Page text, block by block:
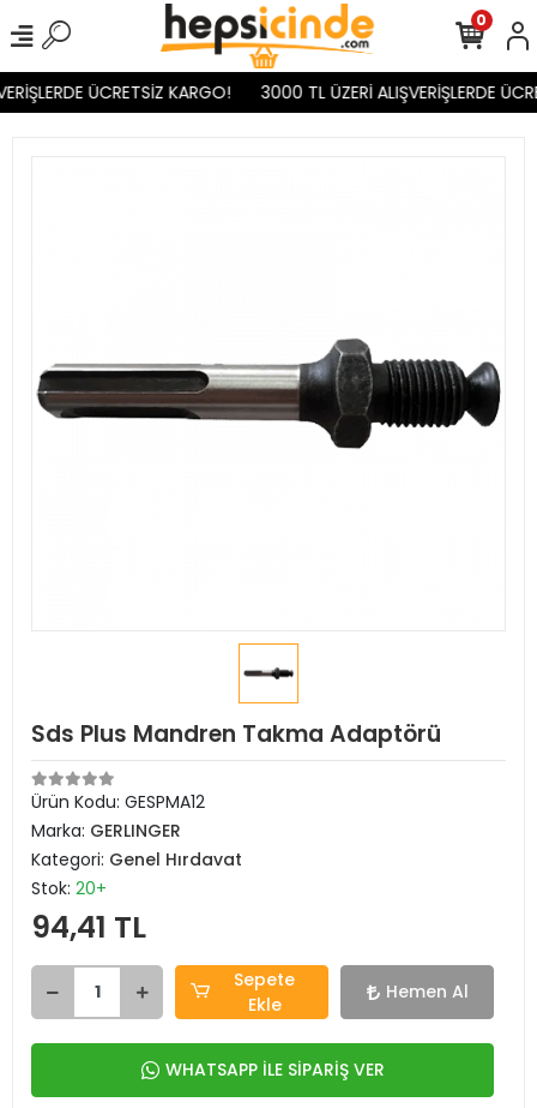
ÜCRETSİZ KARGO! 3000 TL ÜZERİ ALIŞVERİŞLERDE
0
Sds Plus Mandren Takma Adaptörü
Ürün Kodu: GESPMA12
Marka: GERLINGER
Kategori: Genel Hırdavat
Stok: 20+
94,41 TL
Sepete
Ekle
Hemen Al
WHATSAPP İLE SİPARİŞ VER